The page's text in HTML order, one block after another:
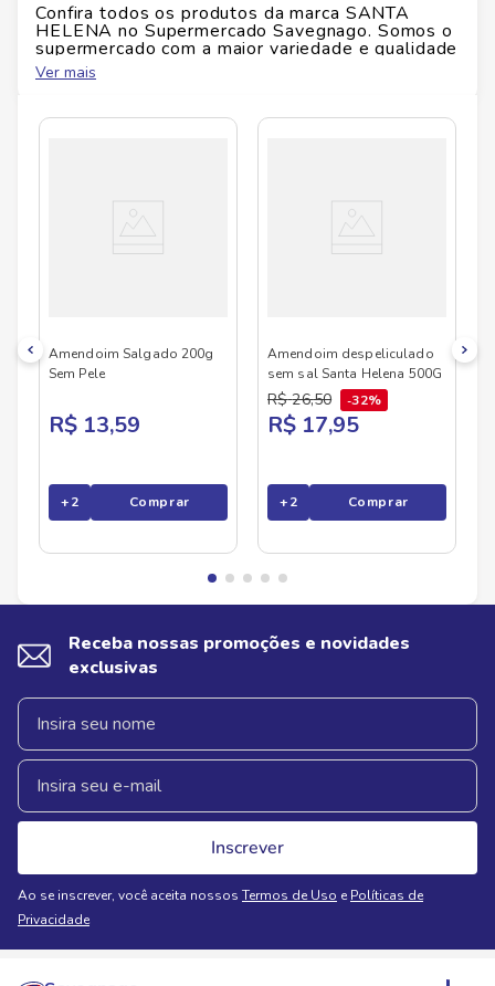
Confira todos os produtos da marca SANTA
HELENA no Supermercado Savegnago. Somos o
supermercado com a maior variedade e qualidade
do Brasil!
de produtos SANTA HELENA, confira abaixo:
Ver mais
Amendoim Salgado 200g
Sem Pele
R$ 13,59
+2 Comprar
Amendoim despeliculado
sem sal Santa Helena 500G
R$ 26,50 32%
R$ 17,95
+2 Comprar
Receba nossas promoções e novidades
exclusivas
Inscrever
Ao se inscrever, você aceita nossos Termos de Uso e Políticas de
Privacidade